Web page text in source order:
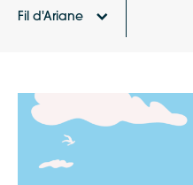
Fil d'Ariane